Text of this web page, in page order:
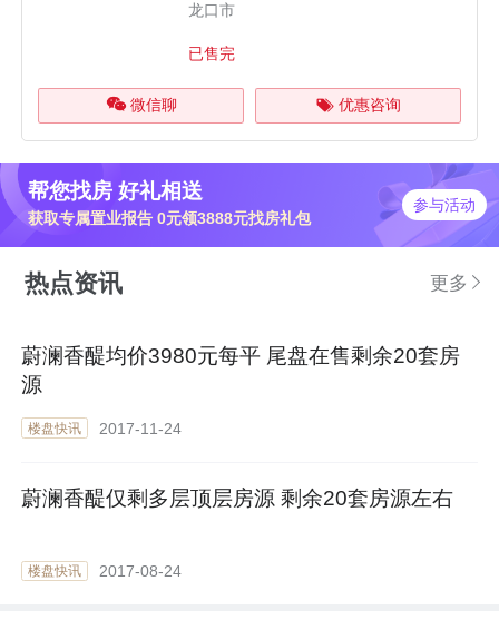
龙口市
已售完
微信聊 优惠咨询
帮您找房 好礼相送
获取专属置业报告 0元领3888元找房礼包
参与活动
热点资讯 更多
蔚澜香醍均价3980元每平 尾盘在售剩余20套房
源
楼盘快讯 2017-11-24
蔚澜香醍仅剩多层顶层房源 剩余20套房源左右
楼盘快讯 2017-08-24